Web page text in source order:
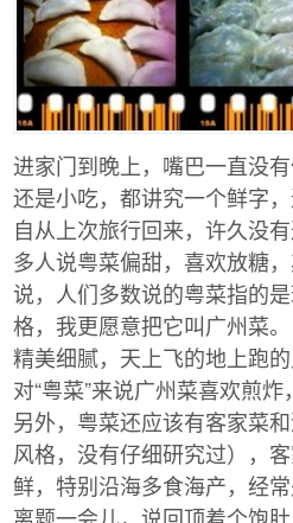
进家门到晚上，嘴巴一直没
还是小吃，都讲究一个鲜字，
自从上次旅行回来，许久没
多人说粤菜偏甜，喜欢放糖
说，人们多数说的粤菜指的
格，我更愿意把它叫广州菜。
精美细腻，天上飞的地上跑
对“粤菜”来说广州菜喜欢煎炸
另外，粤菜还应该有客家菜
风格，没有仔细研究过），
鲜，特别沿海多食海产，经
离题一会儿，说回顶着个饱